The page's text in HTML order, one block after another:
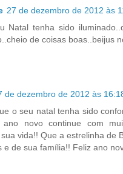
27 de dezembro de 2012 às
Natal tenha sido
de coisas boas..beijus
de dezembro de 2012 às
o seu natal tenha sido
novo continue com
vida!! Que a estrelinha de
e de sua família!! Feliz ano